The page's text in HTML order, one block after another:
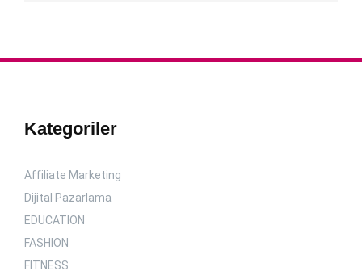
Kategoriler
Affiliate Marketing
Dijital Pazarlama
EDUCATION
FASHION
FITNESS